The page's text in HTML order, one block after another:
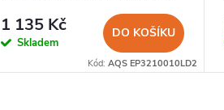
čirý zorník
1 135 Kč
Skladem
DO KOŠÍKU
Kód: AQS EP3210010LD2